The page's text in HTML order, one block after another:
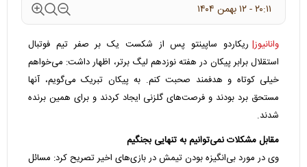
۲۰:۱۱ - ۱۲ بهمن ۱۴۰۴
وانانیوز| ریکاردو ساپینتو پس از شکست یک بر صفر تیم فوتبال
استقلال برابر پیکان در هفته نوزدهم لیگ برتر، اظهار داشت: می‌خواهم
خیلی کوتاه و هدفمند صحبت کنم. به پیکان تبریک می‌گویم، آنها
مستحق برد بودند و فرصت‌های گلزنی ایجاد کردند و برای همین برنده
شدند.
مقابل مشکلات نمی‌توانیم به تنهایی بجنگیم
وی در مورد بی‌انگیزه بودن تیمش در بازی‌های اخیر تصریح کرد: مسائل